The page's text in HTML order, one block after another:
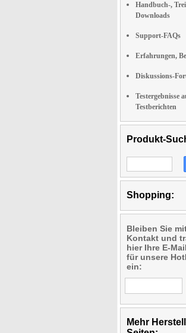
Handbuch-,
Downloads
Support-FAQs
Erfahrungen,
Diskussions-
Testergebnisse
Testberichten
Produkt-
Shopping:
Bleiben Sie
Kontakt und
hier Ihre E-
für unsere
ein:
Mehr